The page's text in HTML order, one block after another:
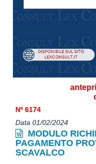
Nº 6174
Data 01/02/2024
MODULO
PAGAMENTO
SCAVALCO